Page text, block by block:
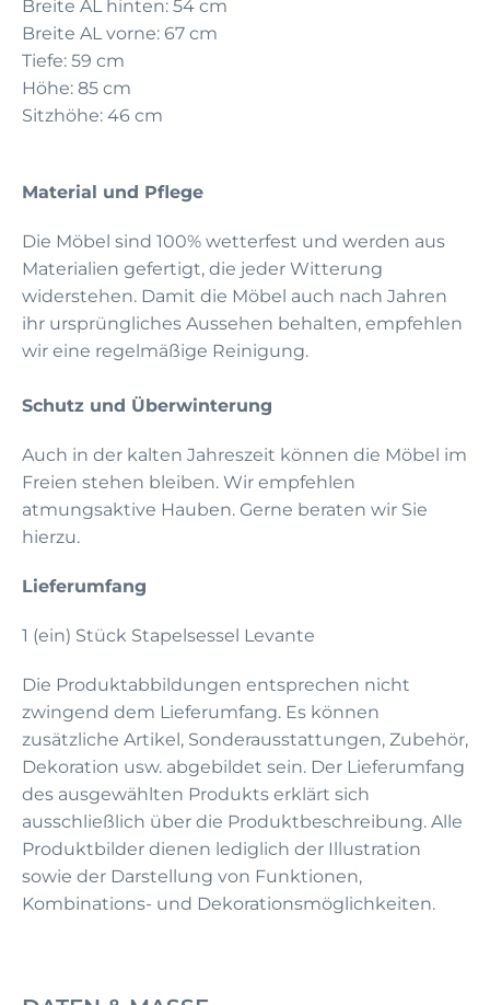
Breite AL hinten: 54 cm
Breite AL vorne: 67 cm
Tiefe: 59 cm
Höhe: 85 cm
Sitzhöhe: 46 cm
Material und Pflege
Die Möbel sind 100% wetterfest und werden aus
Materialien gefertigt, die jeder Witterung
widerstehen. Damit die Möbel auch nach Jahren
ihr ursprüngliches Aussehen behalten, empfehlen
wir eine regelmäßige Reinigung.
Schutz und Überwinterung
Auch in der kalten Jahreszeit können die Möbel im
Freien stehen bleiben. Wir empfehlen
atmungsaktive Hauben. Gerne beraten wir Sie
hierzu.
Lieferumfang
1 (ein) Stück Stapelsessel Levante
Die Produktabbildungen entsprechen nicht
zwingend dem Lieferumfang. Es können
zusätzliche Artikel, Sonderausstattungen, Zubehör,
Dekoration usw. abgebildet sein. Der Lieferumfang
des ausgewählten Produkts erklärt sich
ausschließlich über die Produktbeschreibung. Alle
Produktbilder dienen lediglich der Illustration
sowie der Darstellung von Funktionen,
Kombinations- und Dekorationsmöglichkeiten.